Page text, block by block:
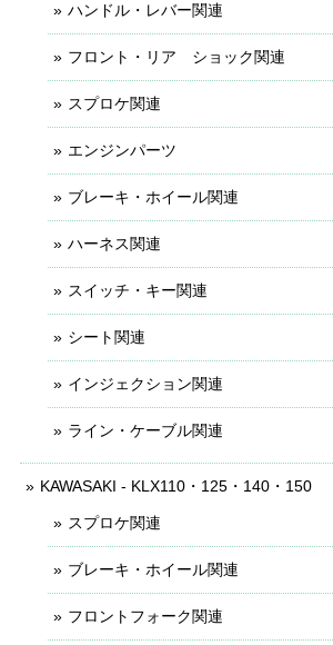
ハンドル・レバー関連
フロント・リア ショック関連
スプロケ関連
エンジンパーツ
ブレーキ・ホイール関連
ハーネス関連
スイッチ・キー関連
シート関連
インジェクション関連
ライン・ケーブル関連
KAWASAKI - KLX110・125・140・150
スプロケ関連
ブレーキ・ホイール関連
フロントフォーク関連